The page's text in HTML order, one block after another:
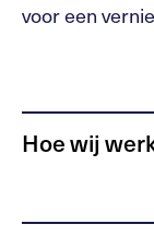
voor een
Hoe wij